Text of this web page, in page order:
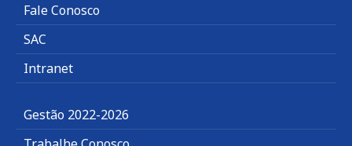
Fale Conosco
SAC
Intranet
Gestão 2022-2026